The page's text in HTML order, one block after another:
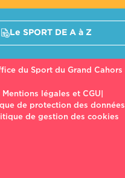
Le SPORT DE A à Z
du Sport du Grand Cahors
Mentions légales et CGU
de protection des données
de gestion des cookies